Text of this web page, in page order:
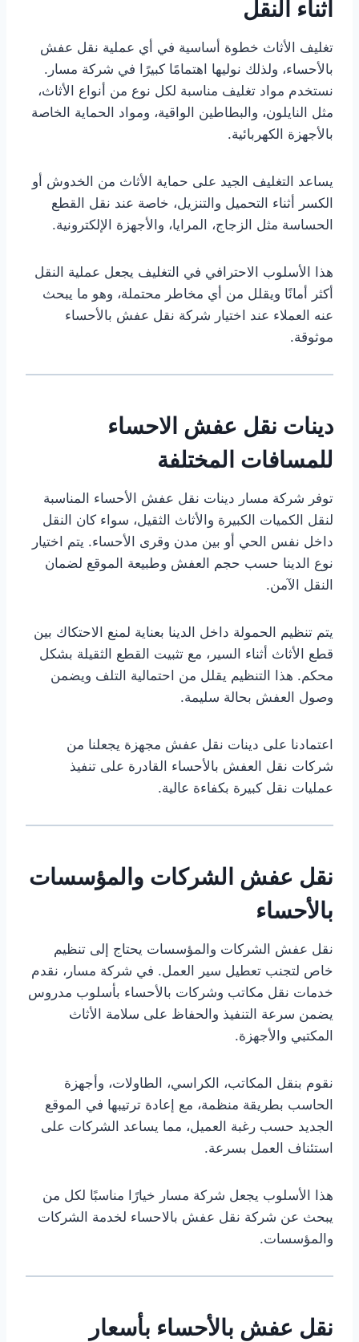
أثناء النقل
تغليف الأثاث خطوة أساسية في أي عملية نقل عفش
بالأحساء، ولذلك نوليها اهتمامًا كبيرًا في شركة مسار.
نستخدم مواد تغليف مناسبة لكل نوع من أنواع الأثاث،
مثل النايلون، والبطاطين الواقية، ومواد الحماية الخاصة
بالأجهزة الكهربائية.
يساعد التغليف الجيد على حماية الأثاث من الخدوش أو
الكسر أثناء التحميل والتنزيل، خاصة عند نقل القطع
الحساسة مثل الزجاج، المرايا، والأجهزة الإلكترونية.
هذا الأسلوب الاحترافي في التغليف يجعل عملية النقل
أكثر أمانًا ويقلل من أي مخاطر محتملة، وهو ما يبحث
عنه العملاء عند اختيار شركة نقل عفش بالأحساء
موثوقة.
دينات نقل عفش الاحساء
للمسافات المختلفة
توفر شركة مسار دينات نقل عفش الأحساء المناسبة
لنقل الكميات الكبيرة والأثاث الثقيل، سواء كان النقل
داخل نفس الحي أو بين مدن وقرى الأحساء. يتم اختيار
نوع الدينا حسب حجم العفش وطبيعة الموقع لضمان
النقل الآمن.
يتم تنظيم الحمولة داخل الدينا بعناية لمنع الاحتكاك بين
قطع الأثاث أثناء السير، مع تثبيت القطع الثقيلة بشكل
محكم. هذا التنظيم يقلل من احتمالية التلف ويضمن
وصول العفش بحالة سليمة.
اعتمادنا على دينات نقل عفش مجهزة يجعلنا من
شركات نقل العفش بالأحساء القادرة على تنفيذ
عمليات نقل كبيرة بكفاءة عالية.
نقل عفش الشركات والمؤسسات
بالأحساء
نقل عفش الشركات والمؤسسات يحتاج إلى تنظيم
خاص لتجنب تعطيل سير العمل. في شركة مسار، نقدم
خدمات نقل مكاتب وشركات بالأحساء بأسلوب مدروس
يضمن سرعة التنفيذ والحفاظ على سلامة الأثاث
المكتبي والأجهزة.
نقوم بنقل المكاتب، الكراسي، الطاولات، وأجهزة
الحاسب بطريقة منظمة، مع إعادة ترتيبها في الموقع
الجديد حسب رغبة العميل، مما يساعد الشركات على
استئناف العمل بسرعة.
هذا الأسلوب يجعل شركة مسار خيارًا مناسبًا لكل من
يبحث عن شركة نقل عفش بالاحساء لخدمة الشركات
والمؤسسات.
نقل عفش بالأحساء بأسعار